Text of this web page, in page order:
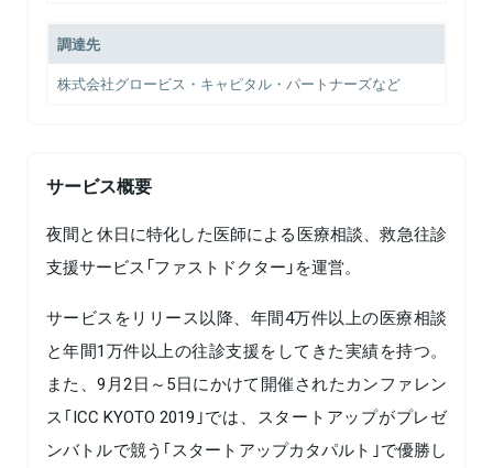
調達先
株式会社グロービス・キャピタル・パートナーズなど
サービス概要
夜間と休日に特化した医師による医療相談、救急往診
支援サービス「ファストドクター」を運営。
サービスをリリース以降、年間4万件以上の医療相談
と年間1万件以上の往診支援をしてきた実績を持つ。
また、9月2日～5日にかけて開催されたカンファレン
ス｢ICC KYOTO 2019｣では、スタートアップがプレゼ
ンバトルで競う｢スタートアップカタパルト｣で優勝し